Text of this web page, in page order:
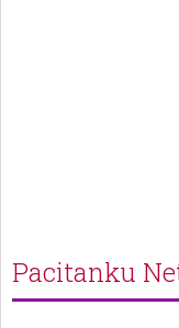
Pacitanku